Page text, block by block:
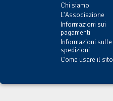
Chi siamo
L'Associazione
Informazioni sui
pagamenti
Informazioni sulle
spedizioni
Come usare il sito